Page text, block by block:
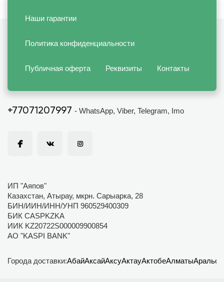
Наши гарантии
Политика конфиденциальности
Публичная оферта Реквизиты Контакты
+77071207997 - WhatsApp, Viber, Telegram, Imo
ИП "Аяпов"
Казахстан, Атырау, мкрн. Сарыарка, 28
БИН/ИИН/ИНН/УНП 960529400309
БИК CASPKZKA
ИИК KZ20722S000009900854
АО "KASPI BANK"
Города доставки:АбайАксайАксуАктауАктобеАлматыАральск